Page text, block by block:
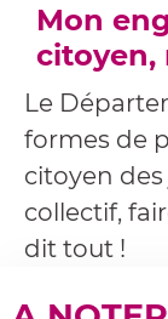
Mon
citoyen,
Le
formes de
citoyen
collectif,
dit tout !